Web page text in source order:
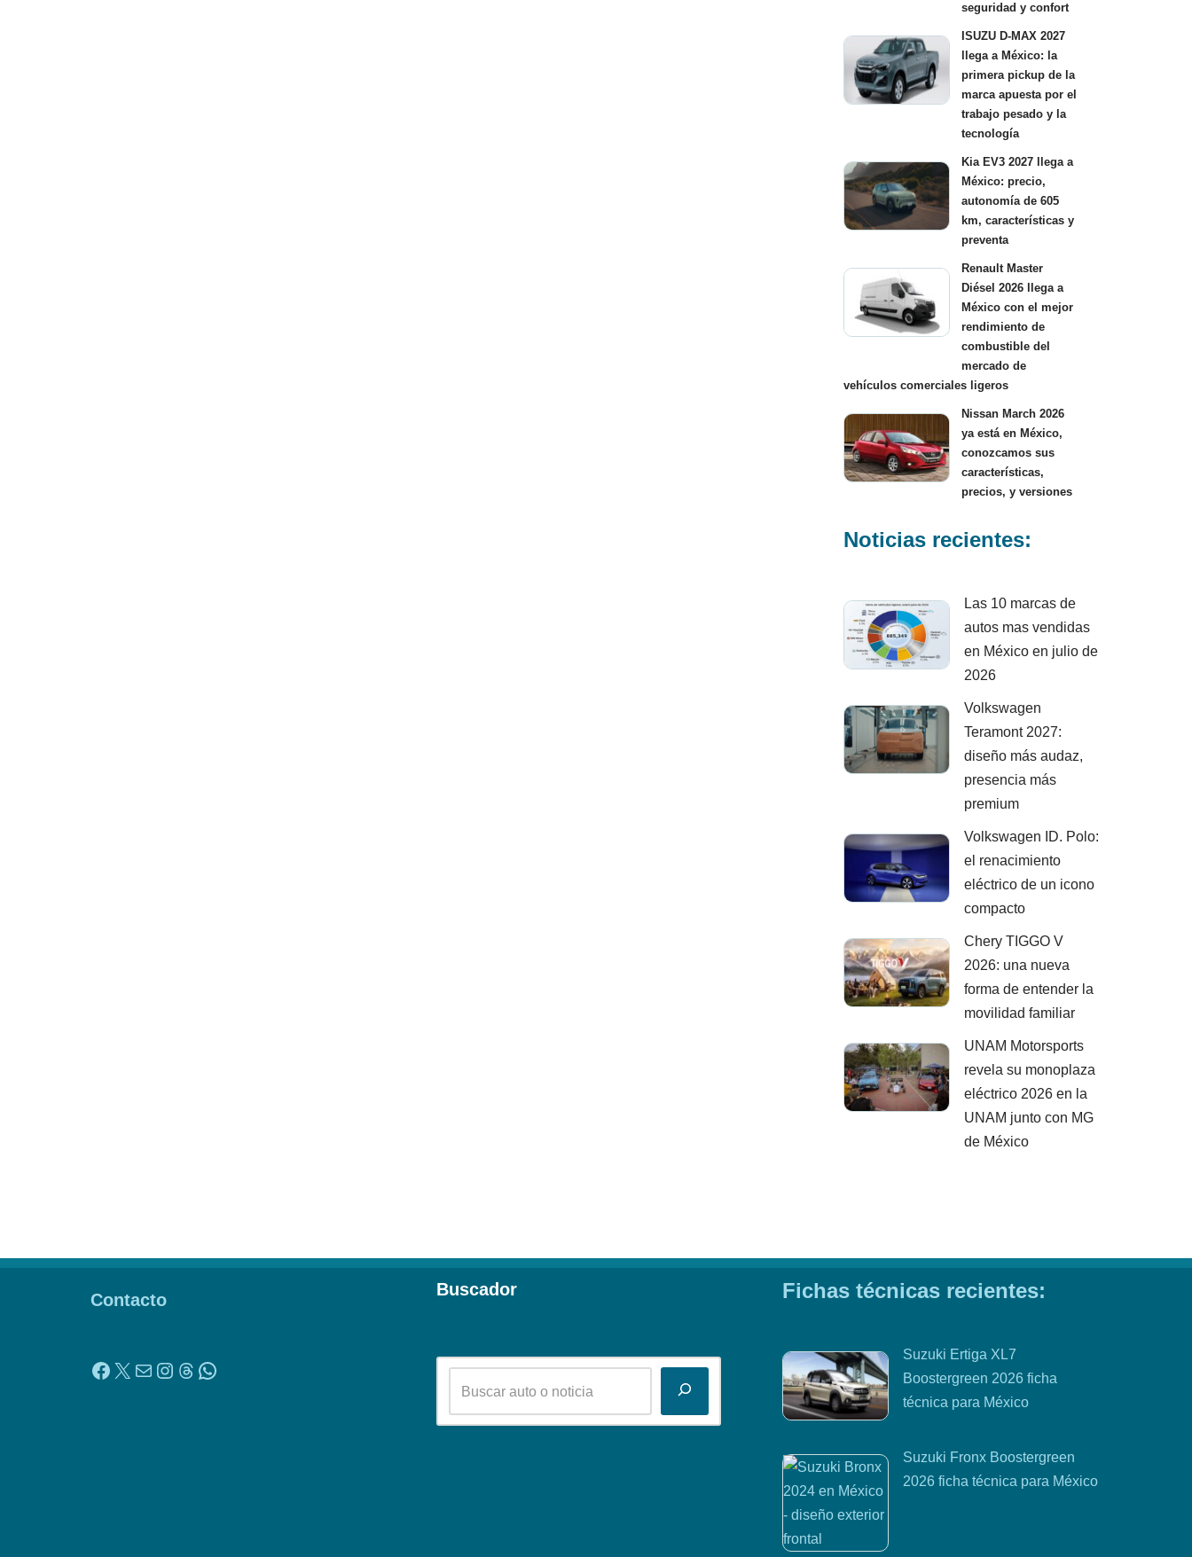
seguridad y confort
ISUZU D-MAX 2027
llega a México: la
primera pickup de la
marca apuesta por el
trabajo pesado y la
tecnología
Kia EV3 2027 llega a
México: precio,
autonomía de 605
km, características y
preventa
Renault Master
Diésel 2026 llega a
México con el mejor
rendimiento de
combustible del
mercado de
vehículos comerciales ligeros
Nissan March 2026
ya está en México,
conozcamos sus
características,
precios, y versiones
Noticias recientes:
Las 10 marcas de
autos mas vendidas
en México en julio de
2026
Volkswagen
Teramont 2027:
diseño más audaz,
presencia más
premium
Volkswagen ID. Polo:
el renacimiento
eléctrico de un icono
compacto
Chery TIGGO V
2026: una nueva
forma de entender la
movilidad familiar
UNAM Motorsports
revela su monoplaza
eléctrico 2026 en la
UNAM junto con MG
de México
Contacto
Buscador Fichas técnicas recientes:
Suzuki Ertiga XL7
Boostergreen 2026 ficha
técnica para México
Suzuki Fronx Boostergreen
2026 ficha técnica para México